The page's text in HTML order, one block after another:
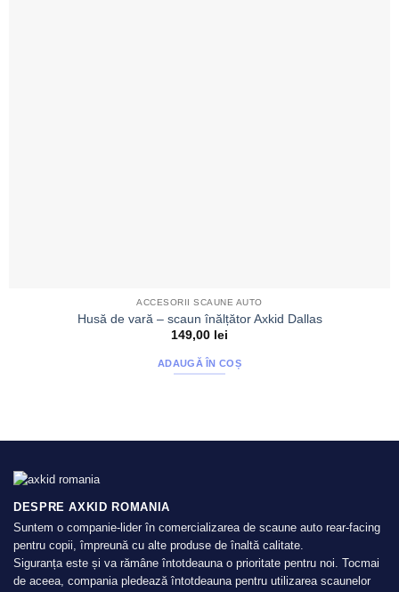
ACCESORII SCAUNE AUTO
Husă de vară – scaun înălțător Axkid Dallas
149,00 lei
ADAUGĂ ÎN COȘ
DESPRE AXKID ROMANIA
Suntem o companie-lider în comercializarea de scaune auto rear-facing
pentru copii, împreună cu alte produse de înaltă calitate.
Siguranța este și va rămâne întotdeauna o prioritate pentru noi. Tocmai
de aceea, compania pledează întotdeauna pentru utilizarea scaunelor